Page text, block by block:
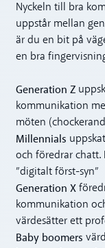
Nyckeln till bra
uppstår mellan
är du en bit på
en bra
Generation Z
kommunikation
möten
Millennials
och föredrar chatt.
”digitalt först-syn”
Generation X
kommunikation
värdesätter ett
Baby boomers